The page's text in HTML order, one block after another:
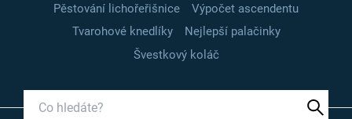
Pěstování lichořeřišnice
Výpočet ascendentu
Tvarohové knedlíky
Nejlepší palačinky
Švestkový koláč